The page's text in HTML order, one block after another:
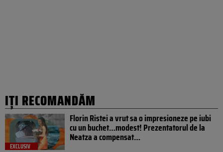
IȚI RECOMANDĂM
EXCLUSIV
Florin Ristei a vrut sa o impresioneze pe iubi
cu un buchet…modest! Prezentatorul de la
Neatza a compensat…